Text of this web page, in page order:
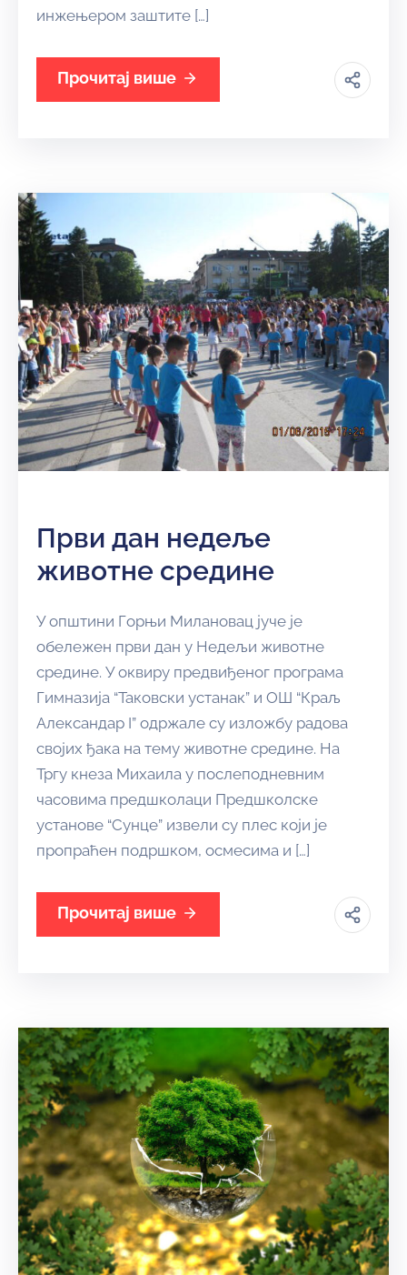
инжењером заштите […]
Прочитај више
Први дан недеље
животне средине
У општини Горњи Милановац јуче је
обележен први дан у Недељи животне
средине. У оквиру предвиђеног програма
Гимназија “Таковски устанак” и ОШ “Краљ
Александар I” одржале су изложбу радова
својих ђака на тему животне средине. На
Тргу кнеза Михаила у послеподневним
часовима предшколаци Предшколске
установе “Сунце” извели су плес који је
пропраћен подршком, осмесима и […]
Прочитај више